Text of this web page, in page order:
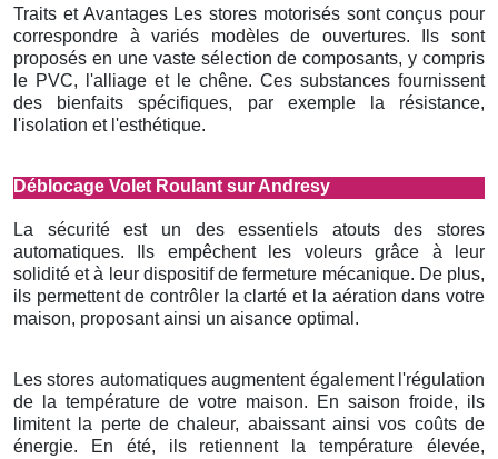
Traits et Avantages Les stores motorisés sont conçus pour
correspondre à variés modèles de ouvertures. Ils sont
proposés en une vaste sélection de composants, y compris
le PVC, l'alliage et le chêne. Ces substances fournissent
des bienfaits spécifiques, par exemple la résistance,
l'isolation et l'esthétique.
Déblocage Volet Roulant sur Andresy
La sécurité est un des essentiels atouts des stores
automatiques. Ils empêchent les voleurs grâce à leur
solidité et à leur dispositif de fermeture mécanique. De plus,
ils permettent de contrôler la clarté et la aération dans votre
maison, proposant ainsi un aisance optimal.
Les stores automatiques augmentent également l'régulation
de la température de votre maison. En saison froide, ils
limitent la perte de chaleur, abaissant ainsi vos coûts de
énergie. En été, ils retiennent la température élevée,